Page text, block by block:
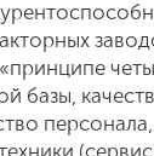
базы,